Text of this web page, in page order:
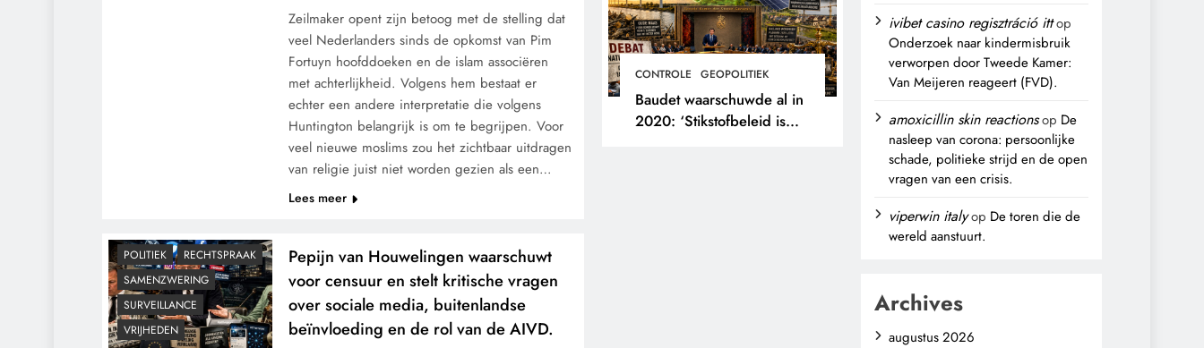
CONTROLE GEOPOLITIEK
Baudet waarschuwde al in
2020: ‘Stikstofbeleid is
Zeilmaker opent zijn betoog met de stelling dat
veel Nederlanders sinds de opkomst van Pim
Fortuyn hoofddoeken en de islam associëren
met achterlijkheid. Volgens hem bestaat er
echter een andere interpretatie die volgens
Huntington belangrijk is om te begrijpen. Voor
veel nieuwe moslims zou het zichtbaar uitdragen
van religie juist niet worden gezien als een…
Lees meer
POLITIEK
RECHTSPRAAK
SAMENZWERING
SURVEILLANCE
VRIJHEDEN
Pepijn van Houwelingen waarschuwt
voor censuur en stelt kritische vragen
over sociale media, buitenlandse
beïnvloeding en de rol van de AIVD.
ivibet casino regisztráció ittop
Onderzoek naar kindermisbruik
verworpen door Tweede Kamer:
Van Meijeren reageert (FVD).
amoxicillin skin reactionsop De
nasleep van corona: persoonlijke
schade, politieke strijd en de open
vragen van een crisis.
viperwin italyop De toren die de
wereld aanstuurt.
Archives
augustus 2026